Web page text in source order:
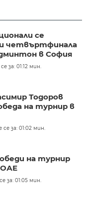
се
четвъртфинала
в София
за: 01:12 мин.
Тодоров
на турнир в
се за: 01:02 мин.
на турнир
за: 01:05 мин.